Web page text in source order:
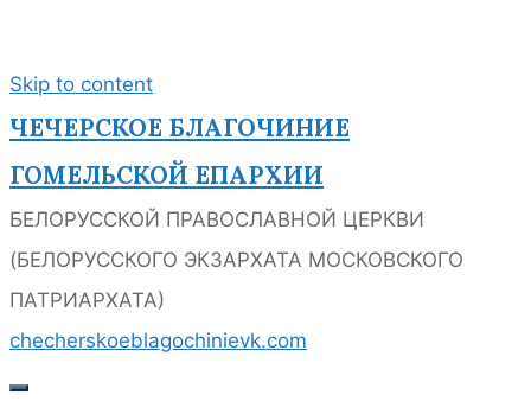
Skip to content
ЧЕЧЕРСКОЕ БЛАГОЧИНИЕ
ГОМЕЛЬСКОЙ ЕПАРХИИ
БЕЛОРУССКОЙ ПРАВОСЛАВНОЙ ЦЕРКВИ
(БЕЛОРУССКОГО ЭКЗАРХАТА МОСКОВСКОГО
ПАТРИАРХАТА)
checherskoeblagochinievk.com